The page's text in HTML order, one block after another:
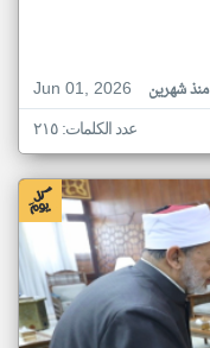
Jun 01, 2026
منذ شهرين
عدد الكلمات: ٢١٥